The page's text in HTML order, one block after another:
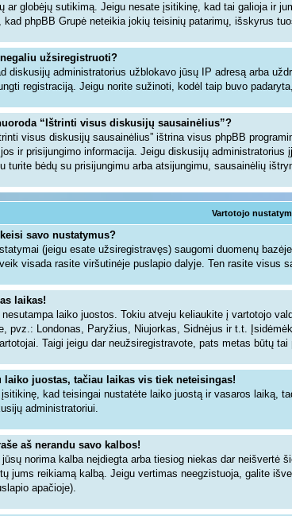
ar globėjų sutikimą. Jeigu nesate įsitikinę, kad tai galioja ir
kad phpBB Grupė neteikia jokių teisinių patarimų, išskyrus
užsiregistruoti?
diskusijų administratorius užblokavo jūsų IP adresą arba
registraciją. Jeigu norite sužinoti, kodėl taip buvo
“Ištrinti visus diskusijų sausainėlius”?
visus diskusijų sausainėlius” ištrina visus phpBB
ir prisijungimo informacija. Jeigu diskusijų
turite bėdų su prisijungimu arba atsijungimu, sausainėlių
Vartotojo
savo nustatymus?
(jeigu esate užsiregistravęs) saugomi duomenų
visada rasite viršutinėje puslapio dalyje. Ten rasite visus
laikas!
nesutampa laiko juostos. Tokiu atveju keliaukite į vartotojo
pvz.: Londonas, Paryžius, Niujorkas, Sidnėjus ir t.t.
Taigi jeigu dar neužsiregistravote, pats metas būtų tai
laiko juostas, tačiau laikas vis tiek neteisingas!
kad teisingai nustatėte laiko juostą ir vasaros laiką,
administratoriui.
aš nerandu savo kalbos!
norima kalba neįdiegta arba tiesiog niekas dar
jums reikiamą kalbą. Jeigu vertimas neegzistuoja, galite
apačioje).